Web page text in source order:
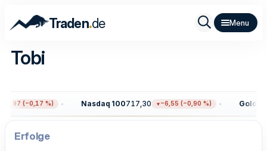
Traden.de
Tobi
(−0,17 %) Nasdaq 100717,30 −6,55 (−0,90 %) Gold
Erfolge